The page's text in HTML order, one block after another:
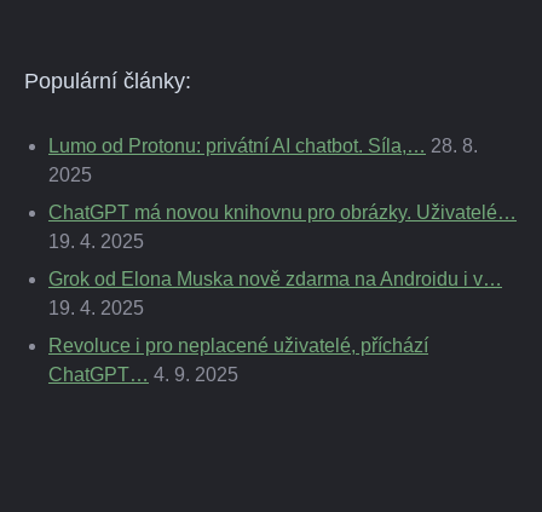
Populární články:
Lumo od Protonu: privátní AI chatbot. Síla,… 28. 8.
2025
ChatGPT má novou knihovnu pro obrázky. Uživatelé…
19. 4. 2025
Grok od Elona Muska nově zdarma na Androidu i v…
19. 4. 2025
Revoluce i pro neplacené uživatelé, příchází
ChatGPT… 4. 9. 2025